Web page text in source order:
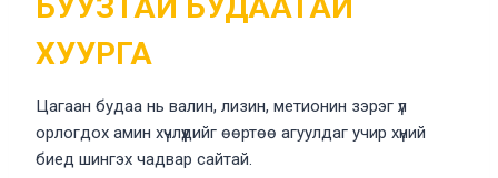
БУУЗТАЙ БУДААТАЙ
ХУУРГА
Цагаан будаа нь валин, лизин, метионин зэрэг үл
орлогдох амин хүчлүүдийг өөртөө агуулдаг учир хүний
биед шингэх чадвар сайтай.